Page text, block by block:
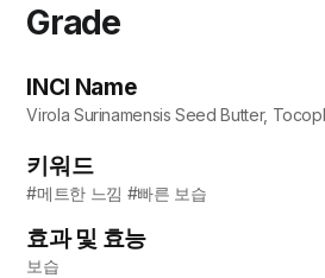
Grade
INCI Name
Virola Surinamensis Seed Butter,
키워드
#메트한 느낌 #빠른 보습
효과 및 효능
보습